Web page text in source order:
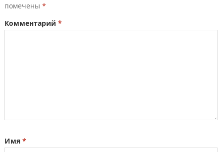
помечены *
Комментарий *
Имя *